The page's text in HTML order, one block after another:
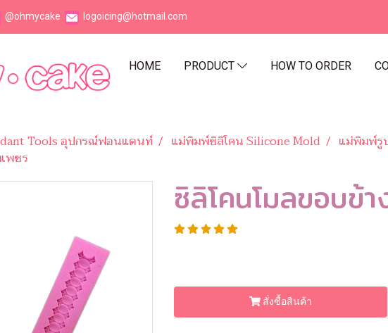
@ohmycake logoicing@hotmail.com
HOME PRODUCT HOW TO ORDER
Tools อุปกรณ์ฟอนแดนท์ แม่พิมพ์ซิลิโคน Silicone Mold
แม่พิมพ์รู
พชร
ซิลิโคนโมลขอบข้
สั่งซื้อสินค้า